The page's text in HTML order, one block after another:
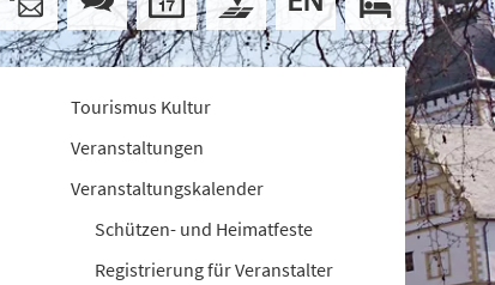
Tourismus Kultur
Veranstaltungen
Veranstaltungskalender
Schützen- und Heimatfeste
Registrierung für Veranstalter